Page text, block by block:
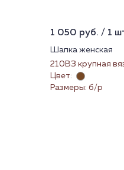
1 050 руб. / 1
Шапка женская
210ВЗ крупная
Цвет:
Размеры: б/р